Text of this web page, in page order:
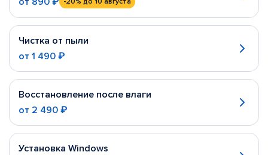
Чистка от пыли
от 1 490 ₽
Восстановление после влаги
от 2 490 ₽
Установка Windows